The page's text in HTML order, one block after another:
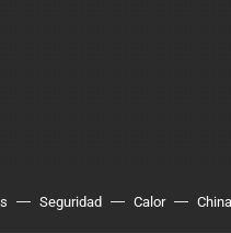
Seguridad Calor China